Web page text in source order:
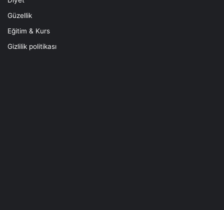
Güzellik
Eğitim & Kurs
Gizlilik politikası